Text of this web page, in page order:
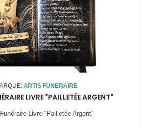
ARTIS FUNERAIRE
LIVRE "PAILLETÉE ARGENT"
Livre "Pailletée Argent"